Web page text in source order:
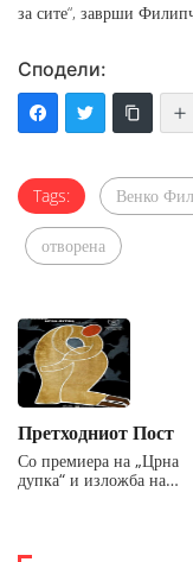
за сите“, заврши
Сподели:
Tags: Венко
отворена
Претходниот Пост
Со премиера на „Црна
дупка“ и изложба на…